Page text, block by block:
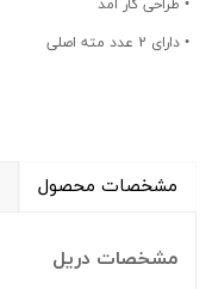
• دارای 2 عدد مته اصلی
مشخصات محصول
مشخصات دریل